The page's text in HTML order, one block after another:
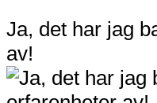
Ja, det har jag
av!